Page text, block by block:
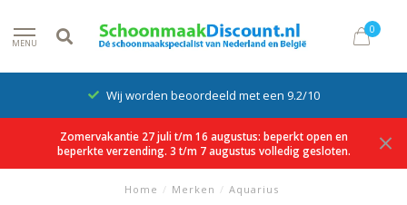
MENU
0
Wij worden beoordeeld met een 9.2/10
Zomervakantie 27 juli t/m 16 augustus: beperkt open en
beperkte verzending. 3 t/m 7 augustus volledig gesloten.
Home / Merken / Aquarius